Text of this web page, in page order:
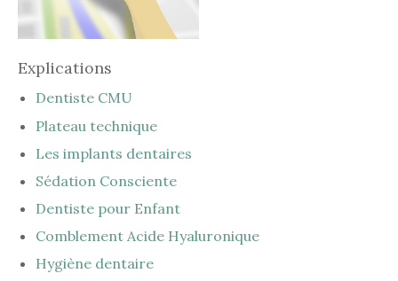
Explications
Dentiste CMU
Plateau technique
Les implants dentaires
Sédation Consciente
Dentiste pour Enfant
Comblement Acide Hyaluronique
Hygiène dentaire